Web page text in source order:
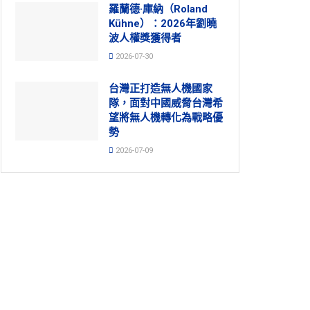
羅蘭德·庫納（Roland
Kühne）：2026年劉曉
波人權獎獲得者
2026-07-30
台灣正打造無人機國家
隊，面對中國威脅台灣希
望將無人機轉化為戰略優
勢
2026-07-09